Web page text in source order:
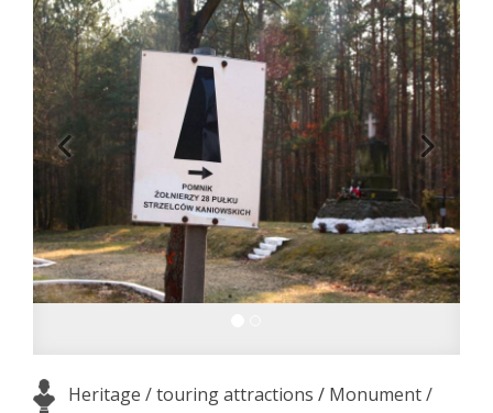
Heritage / touring attractions / Monument /